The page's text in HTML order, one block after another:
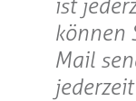
ist
können
Mail